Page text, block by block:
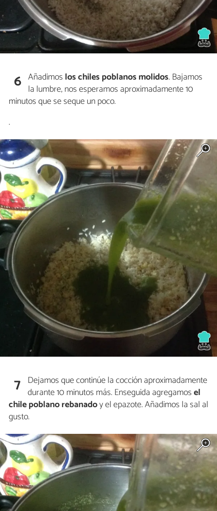
6 Añadimos los chiles poblanos molidos. Bajamos
la lumbre, nos esperamos aproximadamente 10
minutos que se seque un poco.
.
7 Dejamos que continúe la cocción aproximadamente
durante 10 minutos más. Enseguida agregamosel
chile poblano rebanadoy el epazote. Añadimos la sal al
gusto.